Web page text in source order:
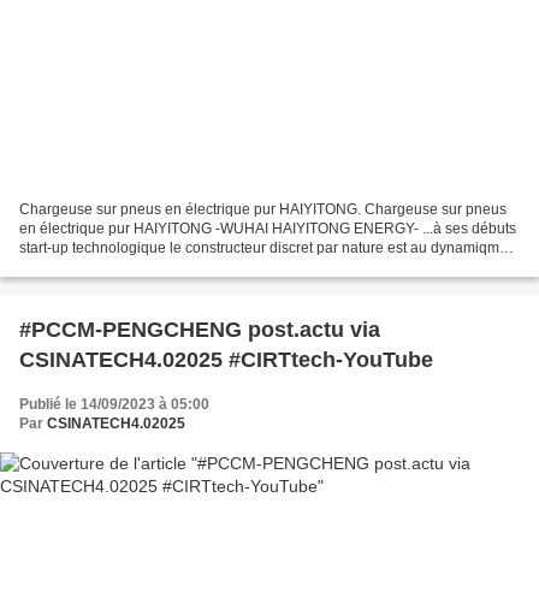
Chargeuse sur pneus en électrique pur HAIYITONG. Chargeuse sur pneus
en électrique pur HAIYITONG -WUHAI HAIYITONG ENERGY- ...à ses débuts
start-up technologique le constructeur discret par nature est au dynamiqme
#PCCM-PENGCHENG post.actu via
CSINATECH4.02025 #CIRTtech-YouTube
Publié le 14/09/2023 à 05:00
Par CSINATECH4.02025